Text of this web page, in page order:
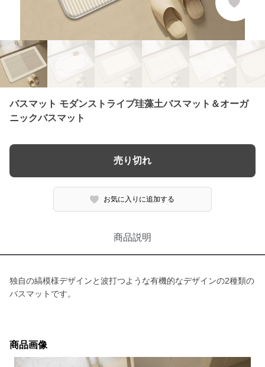
バスマット モダンストライプ珪藻土バスマット＆オーガ
ニックバスマット
売り切れ
お気に入りに追加する
商品説明
独自の縞模様デザインと波打つような有機的なデザインの2種類の
バスマットです。
商品画像